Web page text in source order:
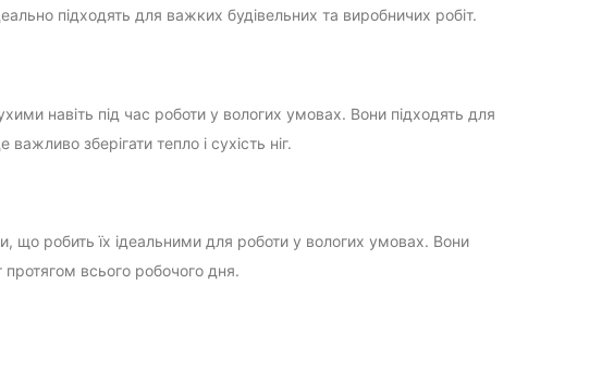
підходять для важких будівельних та виробничих робіт.
навіть під час роботи у вологих умовах. Вони підходять для
зберігати тепло і сухість ніг.
що робить їх ідеальними для роботи у вологих умовах. Вони
всього робочого дня.